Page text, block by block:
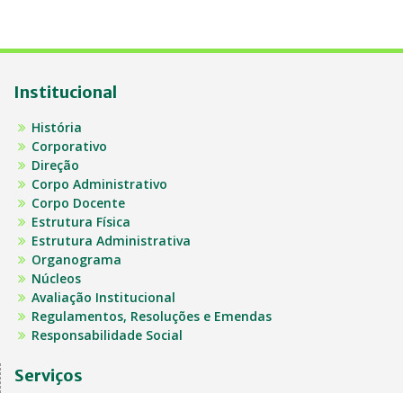
Institucional
História
Corporativo
Direção
Corpo Administrativo
Corpo Docente
Estrutura Física
Estrutura Administrativa
Organograma
Núcleos
Avaliação Institucional
Regulamentos, Resoluções e Emendas
Responsabilidade Social
Serviços